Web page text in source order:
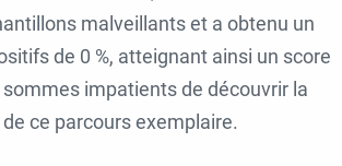
malveillants et a obtenu un
de 0 %, atteignant ainsi un score
impatients de découvrir la
ce parcours exemplaire.